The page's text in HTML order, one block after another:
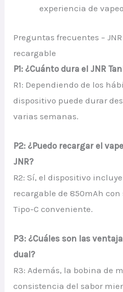
experiencia de
Preguntas frecuentes –
recargable
P1: ¿Cuánto dura el JNR
R1: Dependiendo de los
dispositivo puede durar
varias semanas.
P2: ¿Puedo recargar el
JNR?
R2: Sí, el dispositivo
recargable de 850mAh con
Tipo-C conveniente.
P3: ¿Cuáles son las
dual?
R3: Además, la bobina de
consistencia del sabor